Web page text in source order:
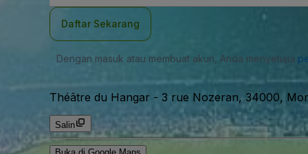
Daftar Sekarang
Dengan masuk atau membuat akun, Anda menyetujui
Théâtre du Hangar - 3 rue Nozeran, 34000,
Salin